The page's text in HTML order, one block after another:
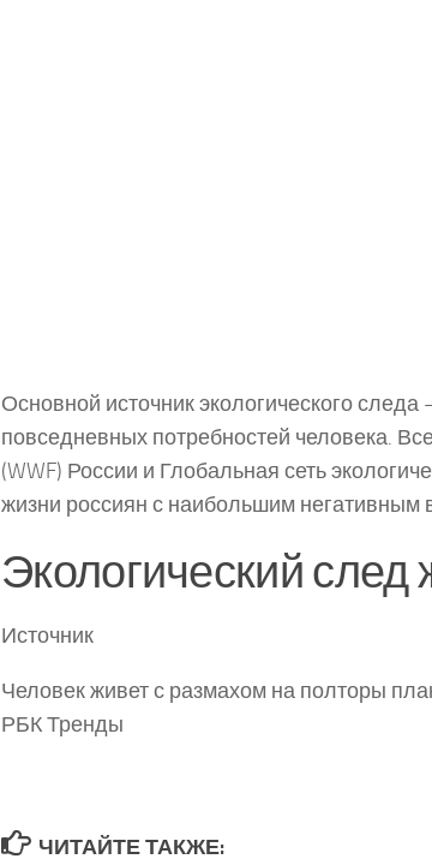
Основной источник экологического
повседневных потребностей человека.
(WWF) России и Глобальная сеть
жизни россиян с наибольшим
Экологический след
Источник
Человек живет с размахом на полторы
РБК Тренды
ЧИТАЙТЕ ТАКЖЕ: